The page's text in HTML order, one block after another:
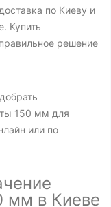
по Киеву и
Купить
решение
150 мм для
или по
мм в Киеве